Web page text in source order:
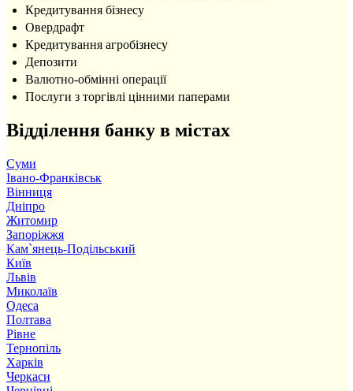
Кредитування бізнесу
Овердрафт
Кредитування агробізнесу
Депозити
Валютно-обмінні операції
Послуги з торгівлі цінними паперами
Відділення банку в містах
Cуми
Івано-Франківськ
Вінниця
Дніпро
Житомир
Запоріжжя
Кам`янець-Подільський
Київ
Львів
Миколаїв
Одеса
Полтава
Рівне
Тернопіль
Харків
Черкаси